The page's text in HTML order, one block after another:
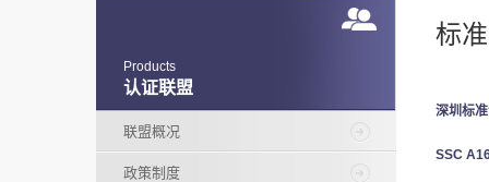
认证联盟
Products
联盟概况
政策制度
标
深圳标
SSC